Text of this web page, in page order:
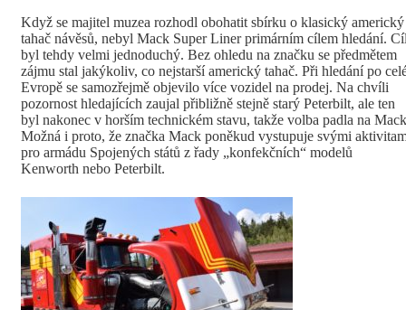
Když se majitel muzea rozhodl obohatit sbírku o klasický americký
tahač návěsů, nebyl Mack Super Liner primárním cílem hledání.
byl tehdy velmi jednoduchý. Bez ohledu na značku se předmětem
zájmu stal jakýkoliv, co nejstarší americký tahač. Při hledání po
Evropě se samozřejmě objevilo více vozidel na prodej. Na chvíli
pozornost hledajících zaujal přibližně stejně starý Peterbilt, ale ten
byl nakonec v horším technickém stavu, takže volba padla na
Možná i proto, že značka Mack poněkud vystupuje svými
pro armádu Spojených států z řady „konfekčních“ modelů
Kenworth nebo Peterbilt.